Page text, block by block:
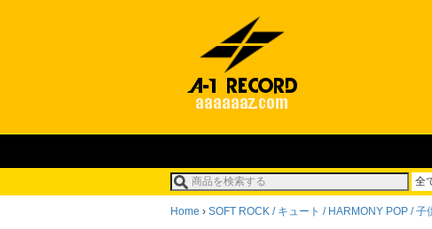
Home › SOFT ROCK / キュート / HARMONY POP / 子